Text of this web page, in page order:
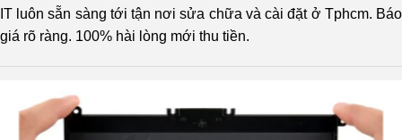
IT luôn sẵn sàng tới tận nơi sửa chữa và cài đặt ở Tphcm. Báo
giá rõ ràng. 100% hài lòng mới thu tiền.